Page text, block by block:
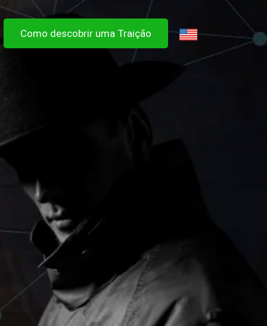
Como descobrir uma Traição